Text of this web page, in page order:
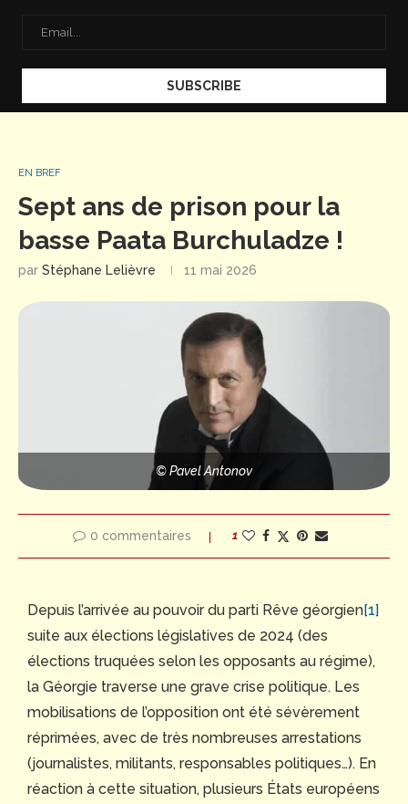
EN BREF
Sept ans de prison pour la
basse Paata Burchuladze !
par Stéphane Lelièvre 11 mai 2026
© Pavel Antonov
0 commentaires 1
Depuis l’arrivée au pouvoir du parti Rêve géorgien[1]
suite aux élections législatives de 2024 (des
élections truquées selon les opposants au régime),
la Géorgie traverse une grave crise politique. Les
mobilisations de l’opposition ont été sévèrement
réprimées, avec de très nombreuses arrestations
(journalistes, militants, responsables politiques…). En
réaction à cette situation, plusieurs États européens